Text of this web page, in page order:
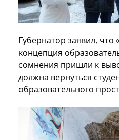
Губернатор заявил, что
концепция
сомнения пришли к
должна вернуться
образовательного